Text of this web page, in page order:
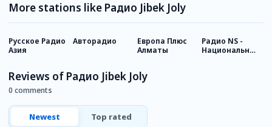
More stations like Радио Jibek Joly
Русское Радио
Азия
Авторадио
Европа Плюс
Алматы
Радио NS -
Национальная
Reviews of Радио Jibek Joly
0 comments
Newest Top rated